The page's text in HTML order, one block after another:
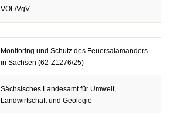
VOL/VgV
Monitoring und Schutz des Feuersalamanders
in Sachsen (62-Z1276/25)
Sächsisches Landesamt für Umwelt,
Landwirtschaft und Geologie